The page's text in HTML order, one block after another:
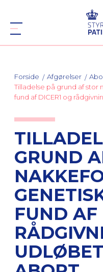
Forside Afgørelser
Tilladelse på grund af stor
fund af DICER1 og
GRUND
FUND AF